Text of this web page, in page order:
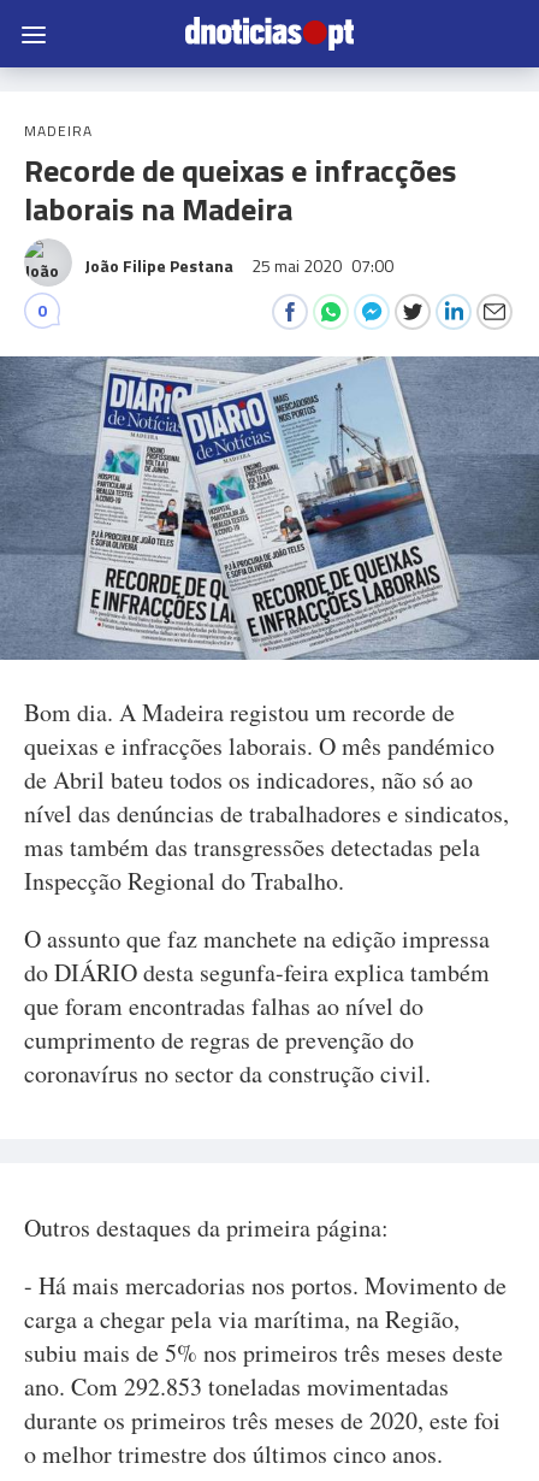
MADEIRA
Recorde de queixas e infracções
laborais na Madeira
João Filipe Pestana 25 mai 2020 07:00
0
Bom dia. A Madeira registou um recorde de
queixas e infracções laborais. O mês pandémico
de Abril bateu todos os indicadores, não só ao
nível das denúncias de trabalhadores e sindicatos,
mas também das transgressões detectadas pela
Inspecção Regional do Trabalho.
O assunto que faz manchete na edição impressa
do DIÁRIO desta segunfa-feira explica também
que foram encontradas falhas ao nível do
cumprimento de regras de prevenção do
coronavírus no sector da construção civil.
Outros destaques da primeira página:
- Há mais mercadorias nos portos. Movimento de
carga a chegar pela via marítima, na Região,
subiu mais de 5% nos primeiros três meses deste
ano. Com 292.853 toneladas movimentadas
durante os primeiros três meses de 2020, este foi
o melhor trimestre dos últimos cinco anos.